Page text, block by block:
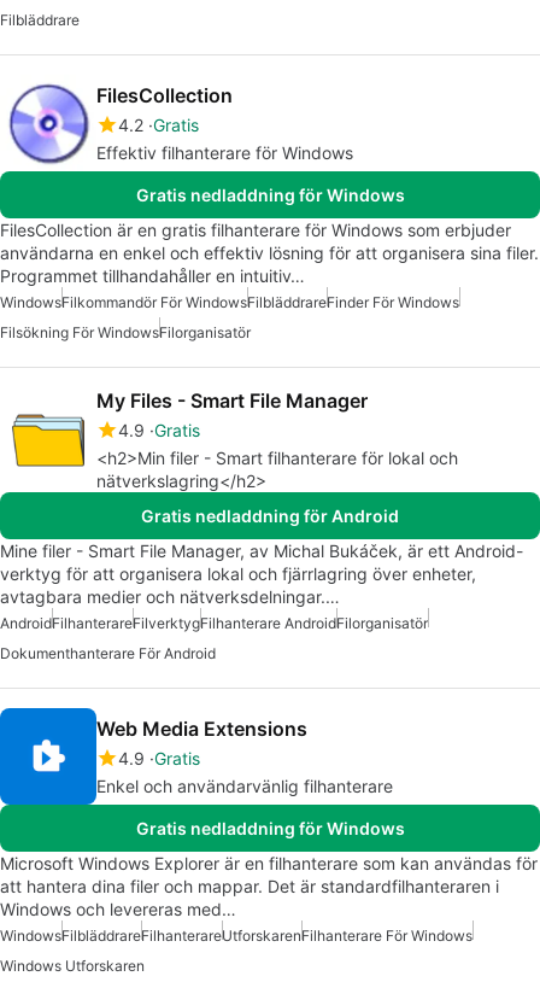
Filbläddrare
FilesCollection
4.2 Gratis
Effektiv filhanterare för Windows
Gratis nedladdning för Windows
FilesCollection är en gratis filhanterare för Windows som erbjuder
användarna en enkel och effektiv lösning för att organisera sina filer.
Programmet tillhandahåller en intuitiv…
WindowsFilkommandör För WindowsFilbläddrareFinder För Windows
Filsökning För WindowsFilorganisatör
My Files - Smart File Manager
4.9 Gratis
<h2>Min filer - Smart filhanterare för lokal och
nätverkslagring</h2>
Gratis nedladdning för Android
Mine filer - Smart File Manager, av Michal Bukáček, är ett Android-
verktyg för att organisera lokal och fjärrlagring över enheter,
avtagbara medier och nätverksdelningar.…
AndroidFilhanterareFilverktygFilhanterare AndroidFilorganisatör
Dokumenthanterare För Android
Web Media Extensions
4.9 Gratis
Enkel och användarvänlig filhanterare
Gratis nedladdning för Windows
Microsoft Windows Explorer är en filhanterare som kan användas för
att hantera dina filer och mappar. Det är standardfilhanteraren i
Windows och levereras med…
WindowsFilbläddrareFilhanterareUtforskarenFilhanterare För Windows
Windows Utforskaren